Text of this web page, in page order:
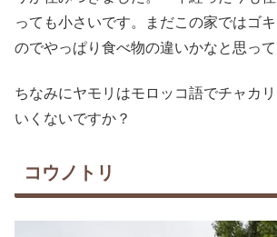
っても小さいです。まだこの家ではゴ
のでやっぱり食べ物の違いかなと思って
ちなみにヤモリはモロッコ語でチャカ
いくないですか？
コウノトリ